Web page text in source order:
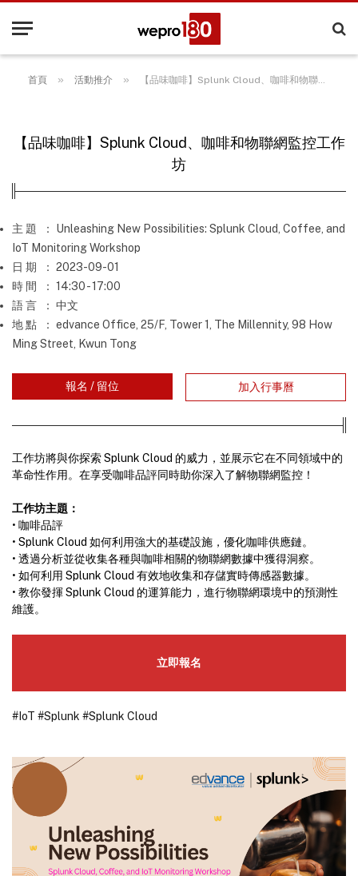
首頁 » 活動推介 » 【品味咖啡】Splunk Cloud、咖啡和物聯網監控工作坊
【品味咖啡】Splunk Cloud、咖啡和物聯網監控工作
坊
主 題
： Unleashing New Possibilities: Splunk Cloud, Coffee, and
IoT Monitoring Workshop
日 期
： 2023-09-01
時 間
： 14:30 - 17:00
語 言
： 中文
地 點
： edvance Office, 25/F, Tower 1, The Millennity, 98 How
Ming Street, Kwun Tong
報名 / 留位 加入行事曆
工作坊將與你探索 Splunk Cloud 的威力，並展示它在不同領域中的
革命性作用。在享受咖啡品評同時助你深入了解物聯網監控！
工作坊主題：
• 咖啡品評
• Splunk Cloud 如何利用強大的基礎設施，優化咖啡供應鏈。
• 透過分析並從收集各種與咖啡相關的物聯網數據中獲得洞察。
• 如何利用 Splunk Cloud 有效地收集和存儲實時傳感器數據。
• 教你發揮 Splunk Cloud 的運算能力，進行物聯網環境中的預測性
維護。
立即報名
#IoT #Splunk #Splunk Cloud